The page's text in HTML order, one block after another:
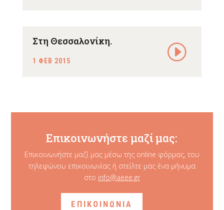
Στη Θεσσαλονίκη.
1 ΦΕΒ 2015
Επικοινωνήστε μαζί μας:
Επικοινωνήστε μαζί μας μέσω της online φόρμας, του
τηλεφώνου επικοινωνίας ή στείλτε μας ένα μήνυμα
στο info@aeee.gr
ΕΠΙΚΟΙΝΩΝΙΑ